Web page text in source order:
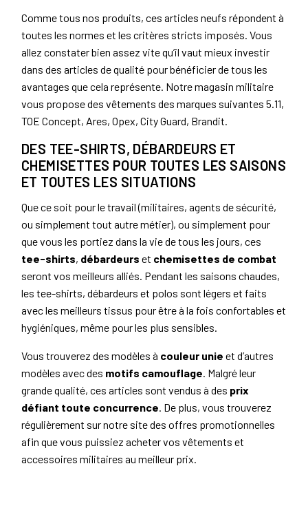
Comme tous nos produits, ces articles neufs répondent à
toutes les normes et les critères stricts imposés. Vous
allez constater bien assez vite qu’il vaut mieux investir
dans des articles de qualité pour bénéficier de tous les
avantages que cela représente. Notre magasin militaire
vous propose des vêtements des marques suivantes 5.11,
TOE Concept, Ares, Opex, City Guard, Brandit.
DES TEE-SHIRTS, DÉBARDEURS ET
CHEMISETTES POUR TOUTES LES SAISONS
ET TOUTES LES SITUATIONS
Que ce soit pour le travail (militaires, agents de sécurité,
ou simplement tout autre métier), ou simplement pour
que vous les portiez dans la vie de tous les jours, ces
tee-shirts, débardeurs et chemisettes de combat
seront vos meilleurs alliés. Pendant les saisons chaudes,
les tee-shirts, débardeurs et polos sont légers et faits
avec les meilleurs tissus pour être à la fois confortables et
hygiéniques, même pour les plus sensibles.
Vous trouverez des modèles à couleur unie et d’autres
modèles avec des motifs camouflage. Malgré leur
grande qualité, ces articles sont vendus à des prix
défiant toute concurrence. De plus, vous trouverez
régulièrement sur notre site des offres promotionnelles
afin que vous puissiez acheter vos vêtements et
accessoires militaires au meilleur prix.